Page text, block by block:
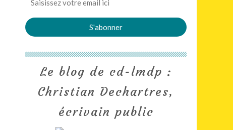
Le blog de cd-lmdp :
Christian Dechartres,
écrivain public